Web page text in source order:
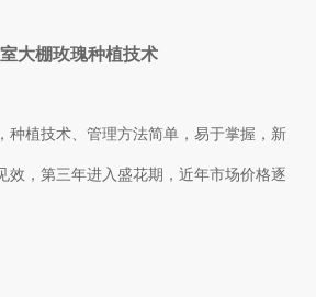
大棚玫瑰种植技术
植技术、管理方法简单，易于掌握，新
效，第三年进入盛花期，近年市场价格逐